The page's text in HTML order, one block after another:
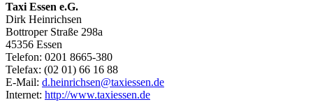
Taxi Essen e.G.
Dirk Heinrichsen
Bottroper Straße 298a
45356 Essen
Telefon: 0201 8665-380
Telefax: (02 01) 66 16 88
E-Mail: d.heinrichsen@taxiessen.de
Internet: http://www.taxiessen.de